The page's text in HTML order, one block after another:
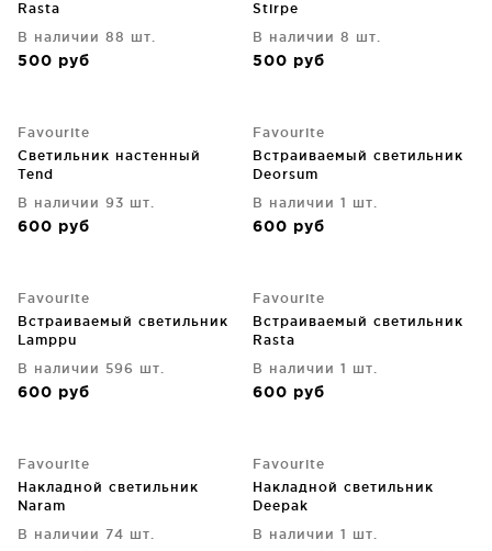
Rasta
В наличии 88 шт.
500 руб
Stirpe
В наличии 8 шт.
500 руб
Favourite
Светильник настенный
Tend
В наличии 93 шт.
600 руб
Favourite
Встраиваемый светильник
Deorsum
В наличии 1 шт.
600 руб
Favourite
Встраиваемый светильник
Lamppu
В наличии 596 шт.
600 руб
Favourite
Встраиваемый светильник
Rasta
В наличии 1 шт.
600 руб
Favourite
Накладной светильник
Naram
В наличии 74 шт.
Favourite
Накладной светильник
Deepak
В наличии 1 шт.